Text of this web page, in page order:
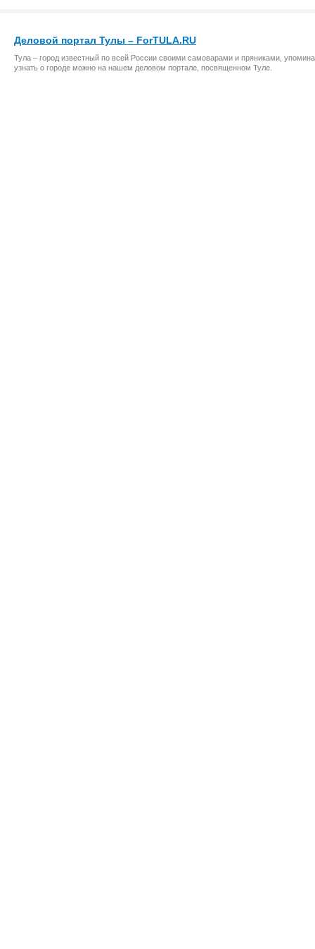
Деловой портал Тулы – ForTULA.RU
Тула – город известный по всей России своими самоварами и пряниками,
узнать о городе можно на нашем деловом портале, посвященном Туле.